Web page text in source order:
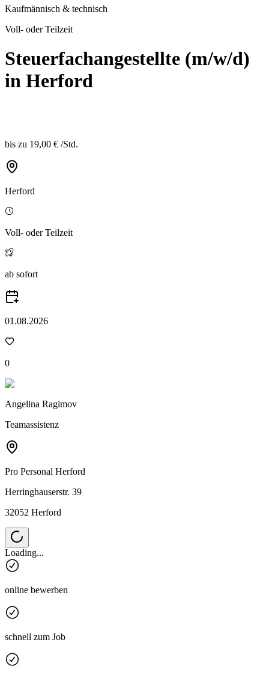
Kaufmännisch & technisch
Voll- oder Teilzeit
Steuerfachangestellte (m/w/d)
in Herford
bis zu 19,00 € /Std.
Herford
Voll- oder Teilzeit
ab sofort
01.08.2026
0
Angelina Ragimov
Teamassistenz
Pro Personal Herford
Herringhauserstr. 39
32052 Herford
Loading...
online bewerben
schnell zum Job